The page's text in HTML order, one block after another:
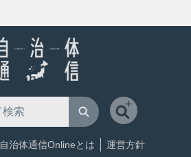
自治体通信Onlineとは 運営方針